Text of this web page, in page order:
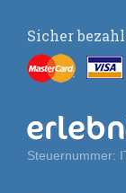
Sicher
Steuernummer: